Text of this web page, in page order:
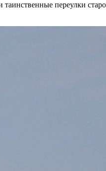
переулки